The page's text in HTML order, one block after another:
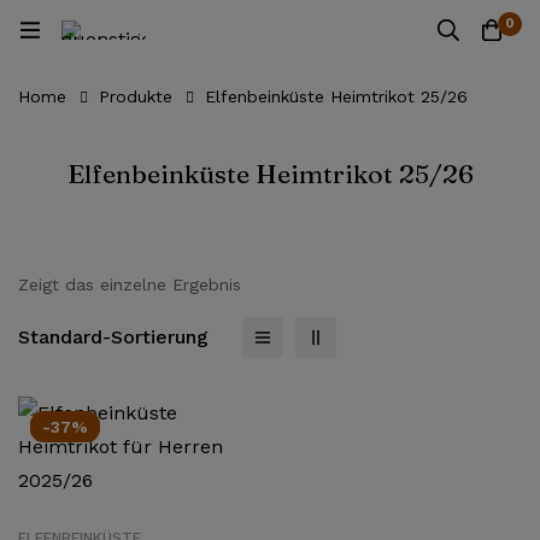
0
Home Produkte Elfenbeinküste Heimtrikot 25/26
Elfenbeinküste Heimtrikot 25/26
Zeigt das einzelne Ergebnis
Standard-Sortierung
-37%